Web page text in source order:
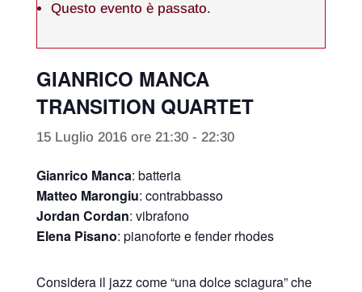
Questo evento è passato.
GIANRICO MANCA
TRANSITION QUARTET
15 Luglio 2016 ore 21:30- 22:30
Gianrico Manca: batteria
Matteo Marongiu: contrabbasso
Jordan Cordan: vibrafono
Elena Pisano: pianoforte e fender rhodes
Considera il jazz come “una dolce sciagura” che